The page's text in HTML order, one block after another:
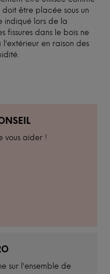
être placée sous un
indiqué lors de la
fissures dans le bois ne
l'extérieur en raison des
vous aider !
sur l'ensemble de